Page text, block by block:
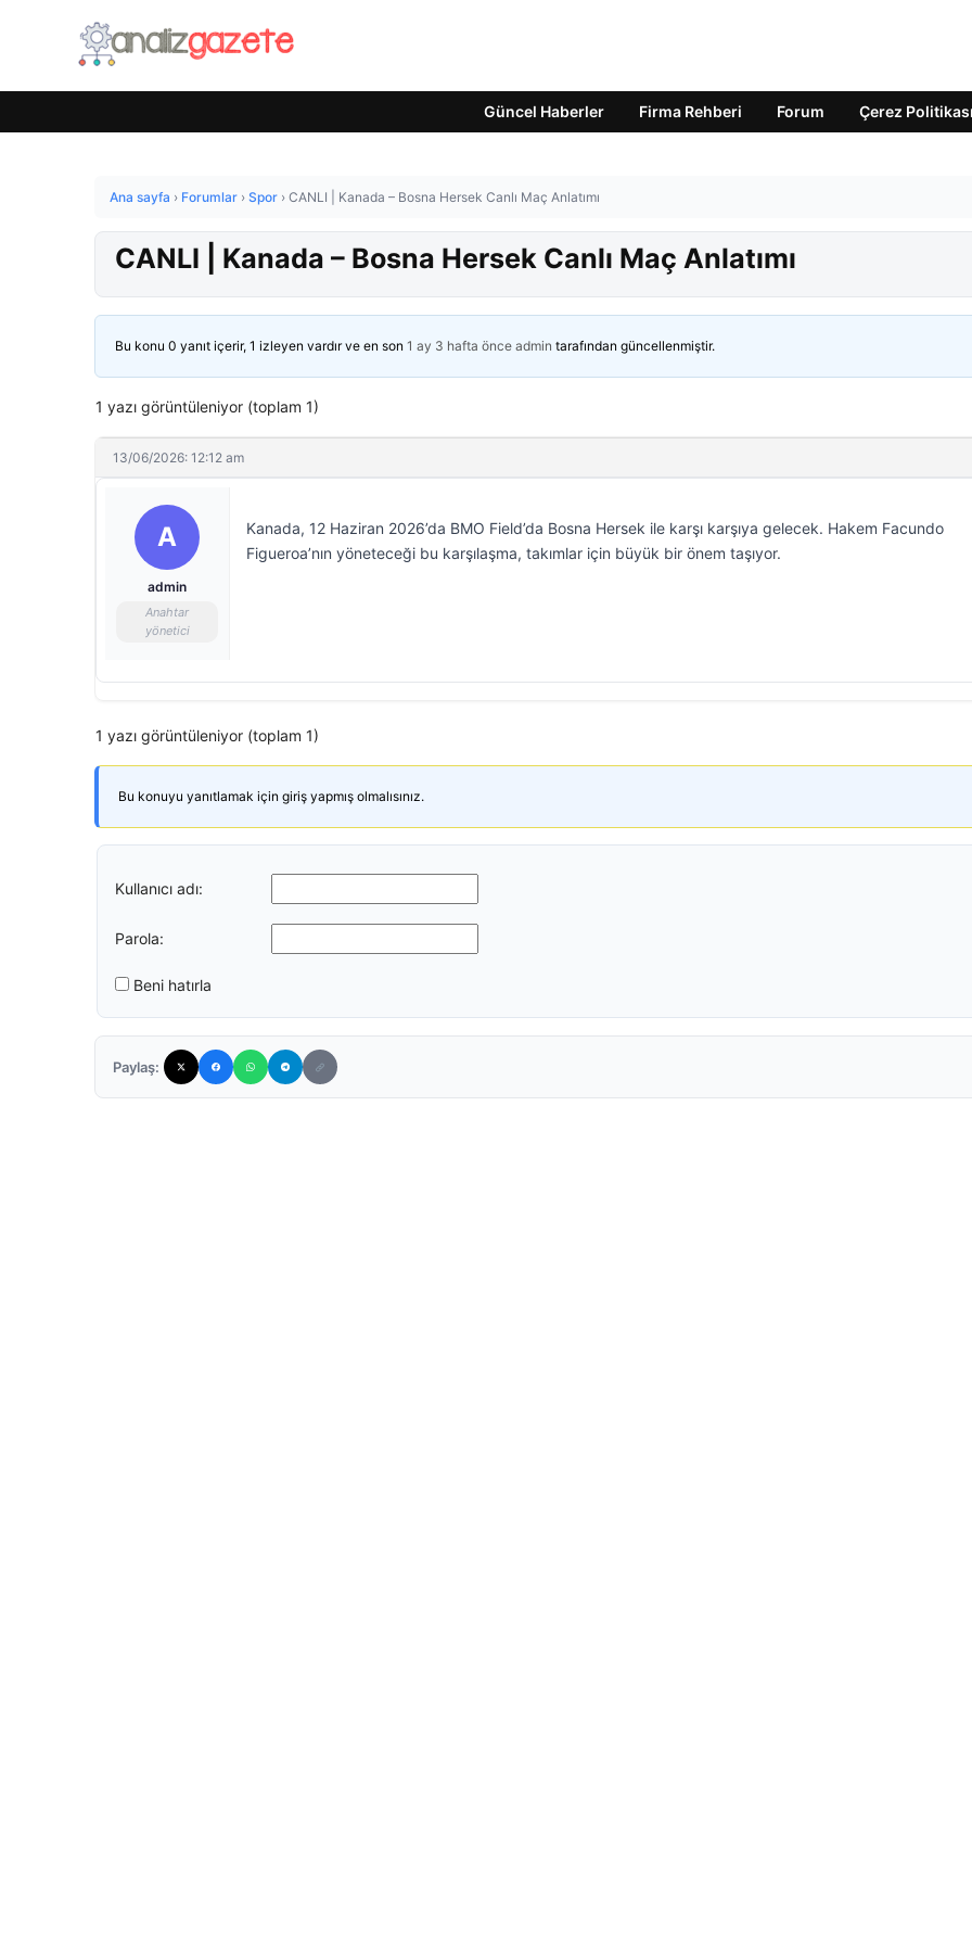
Güncel Haberler Firma Rehberi Forum Çerez Politikası
Ana sayfa › Forumlar › Spor › CANLI | Kanada – Bosna Hersek Canlı Maç Anlatımı
CANLI | Kanada – Bosna Hersek Canlı Maç Anlatımı
Bu konu 0 yanıt içerir, 1 izleyen vardır ve en son 1 ay 3 hafta önce admin tarafından güncellenmiştir.
1 yazı görüntüleniyor (toplam 1)
13/06/2026: 12:12 am
A
admin
Anahtar
yönetici
Kanada, 12 Haziran 2026’da BMO Field’da Bosna Hersek ile karşı karşıya gelecek. Hakem Facundo
Figueroa’nın yöneteceği bu karşılaşma, takımlar için büyük bir önem taşıyor.
1 yazı görüntüleniyor (toplam 1)
Bu konuyu yanıtlamak için giriş yapmış olmalısınız.
Kullanıcı adı:
Parola:
Beni hatırla
Paylaş: